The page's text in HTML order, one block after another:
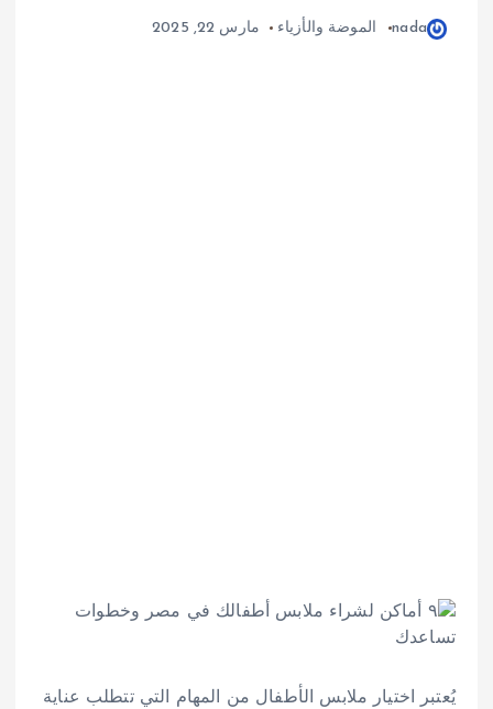
nada الموضة والأزياء مارس 22, 2025
يُعتبر اختيار ملابس الأطفال من المهام التي تتطلب عناية